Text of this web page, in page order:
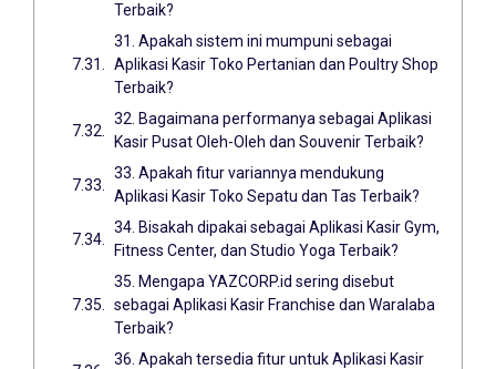
Terbaik?
31. Apakah sistem ini mumpuni sebagai
Aplikasi Kasir Toko Pertanian dan Poultry Shop
Terbaik?
32. Bagaimana performanya sebagai Aplikasi
Kasir Pusat Oleh-Oleh dan Souvenir Terbaik?
33. Apakah fitur variannya mendukung
Aplikasi Kasir Toko Sepatu dan Tas Terbaik?
34. Bisakah dipakai sebagai Aplikasi Kasir Gym,
Fitness Center, dan Studio Yoga Terbaik?
35. Mengapa YAZCORP.id sering disebut
sebagai Aplikasi Kasir Franchise dan Waralaba
Terbaik?
36. Apakah tersedia fitur untuk Aplikasi Kasir